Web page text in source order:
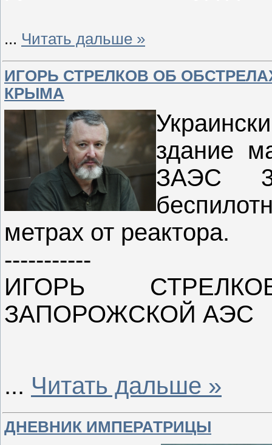
... Читать дальше »
ИГОРЬ СТРЕЛКОВ ОБ
КРЫМА
здание
ЗАЭС
метрах от реактора.
-----------
ИГОРЬ
ЗАПОРОЖСКОЙ АЭС
... Читать дальше »
ДНЕВНИК ИМПЕРАТРИЦЫ